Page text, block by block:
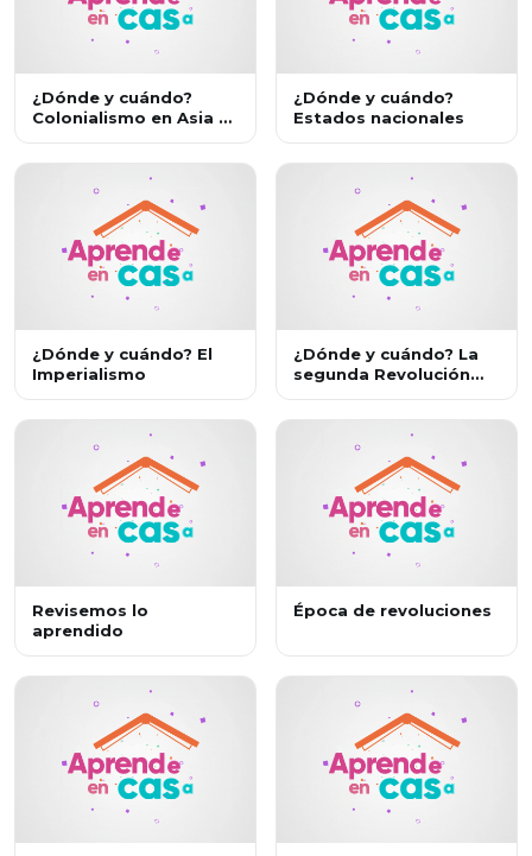
¿Dónde y cuándo?
Colonialismo en Asia y
¿Dónde y cuándo?
Estados nacionales
¿Dónde y cuándo? El
Imperialismo
¿Dónde y cuándo? La
segunda Revolución
Revisemos lo
aprendido
Época de revoluciones